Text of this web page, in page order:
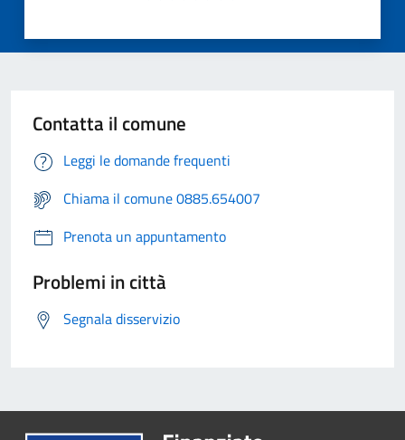
Contatta il comune
Leggi le domande frequenti
Chiama il comune 0885.654007
Prenota un appuntamento
Problemi in città
Segnala disservizio